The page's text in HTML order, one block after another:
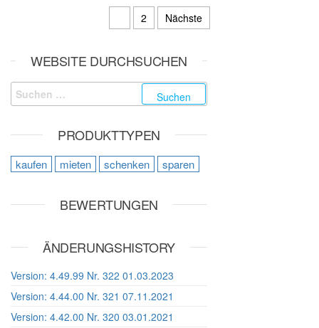
Seitennummerierung der
2 Nächste
WEBSITE DURCHSUCHEN
Suchen nach:
PRODUKTTYPEN
kaufen mieten schenken sparen
BEWERTUNGEN
ÄNDERUNGSHISTORY
Version: 4.49.99 Nr. 322 01.03.2023
Version: 4.44.00 Nr. 321 07.11.2021
Version: 4.42.00 Nr. 320 03.01.2021